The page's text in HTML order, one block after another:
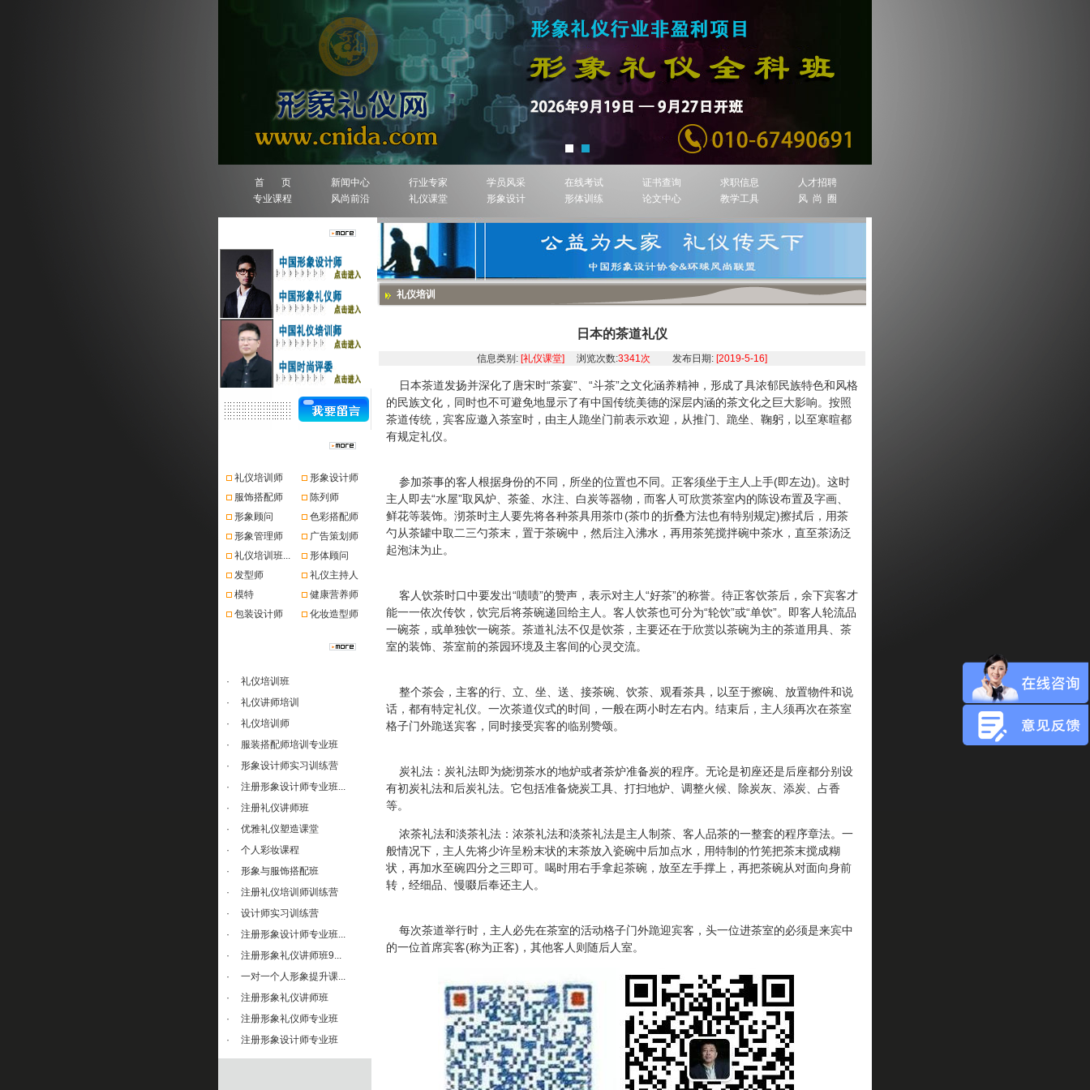
首 页 新闻中心 行业专家 学员风采 在线考试 证书查询 求职信息
人才招聘
专业课程
风尚前沿 礼仪课堂 形象设计 形体训练 论文中心 教学工具 风 尚 圈
礼仪培训师
形象设计师
服饰搭配师
陈列师
形象顾问
色彩搭配师
形象管理师
广告策划师
礼仪培训班...
形体顾问
发型师
礼仪主持人
模特
健康营养师
包装设计师
化妆造型师
·
礼仪培训班
·
礼仪讲师培训
·
礼仪培训师
·
服装搭配师培训专业班
·
形象设计师实习训练营
·
注册形象设计师专业班...
·
注册礼仪讲师班
·
优雅礼仪塑造课堂
·
个人彩妆课程
·
形象与服饰搭配班
·
注册礼仪培训师训练营
·
设计师实习训练营
·
注册形象设计师专业班...
·
注册形象礼仪讲师班9...
·
一对一个人形象提升课...
·
注册形象礼仪讲师班
·
注册形象礼仪师专业班
·
注册形象设计师专业班
礼仪培训
日本的茶道礼仪
信息类别: [礼仪课堂] 浏览次数:3341次 发布日期: [2019-5-16]
日本茶道发扬并深化了唐宋时“茶宴”、“斗茶”之文化涵养精神，形成了具浓郁民族特色和风格
的民族文化，同时也不可避免地显示了有中国传统美德的深层内涵的茶文化之巨大影响。按照
茶道传统，宾客应邀入茶室时，由主人跪坐门前表示欢迎，从推门、跪坐、鞠躬，以至寒暄都
有规定礼仪。
参加茶事的客人根据身份的不同，所坐的位置也不同。正客须坐于主人上手(即左边)。这时
主人即去“水屋”取风炉、茶釜、水注、白炭等器物，而客人可欣赏茶室内的陈设布置及字画、
鲜花等装饰。沏茶时主人要先将各种茶具用茶巾(茶巾的折叠方法也有特别规定)擦拭后，用茶
勺从茶罐中取二三勺茶末，置于茶碗中，然后注入沸水，再用茶筅搅拌碗中茶水，直至茶汤泛
起泡沫为止。
客人饮茶时口中要发出“啧啧”的赞声，表示对主人“好茶”的称誉。待正客饮茶后，余下宾客才
能一一依次传饮，饮完后将茶碗递回给主人。客人饮茶也可分为“轮饮”或“单饮”。即客人轮流品
一碗茶，或单独饮一碗茶。茶道礼法不仅是饮茶，主要还在于欣赏以茶碗为主的茶道用具、茶
室的装饰、茶室前的茶园环境及主客间的心灵交流。
整个茶会，主客的行、立、坐、送、接茶碗、饮茶、观看茶具，以至于擦碗、放置物件和说
话，都有特定礼仪。一次茶道仪式的时间，一般在两小时左右内。结束后，主人须再次在茶室
格子门外跪送宾客，同时接受宾客的临别赞颂。
炭礼法：炭礼法即为烧沏茶水的地炉或者茶炉准备炭的程序。无论是初座还是后座都分别设
有初炭礼法和后炭礼法。它包括准备烧炭工具、打扫地炉、调整火候、除炭灰、添炭、占香
等。
浓茶礼法和淡茶礼法：浓茶礼法和淡茶礼法是主人制茶、客人品茶的一整套的程序章法。一
般情况下，主人先将少许呈粉末状的末茶放入瓷碗中后加点水，用特制的竹筅把茶末搅成糊
状，再加水至碗四分之三即可。喝时用右手拿起茶碗，放至左手撑上，再把茶碗从对面向身前
转，经细品、慢啜后奉还主人。
每次茶道举行时，主人必先在茶室的活动格子门外跪迎宾客，头一位进茶室的必须是来宾中
的一位首席宾客(称为正客)，其他客人则随后人室。